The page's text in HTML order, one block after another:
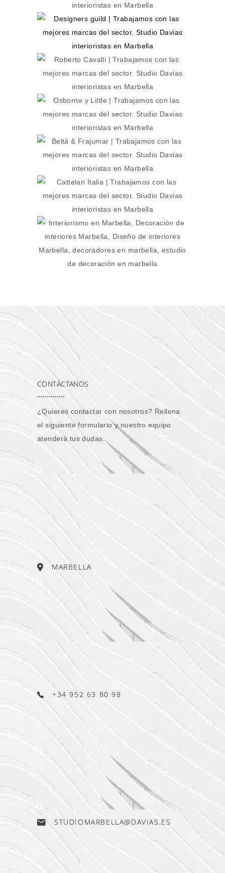
CONTÁCTANOS
¿Quieres contactar con nosotros? Rellena
el siguiente formulario y nuestro equipo
atenderá tus dudas.
MARBELLA
+34 952 63 80 98
STUDIOMARBELLA@DAVIAS.ES